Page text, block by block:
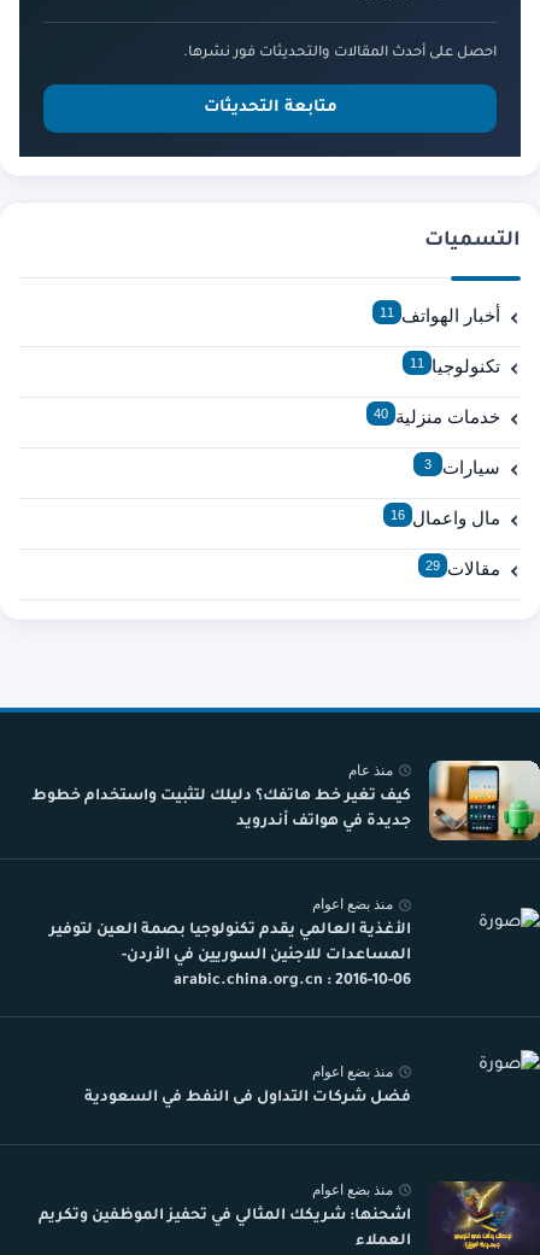
احصل على أحدث المقالات والتحديثات فور نشرها.
متابعة التحديثات
التسميات
أخبار الهواتف 11
تكنولوجيا 11
خدمات منزلية 40
سيارات 3
مال واعمال 16
مقالات 29
منذ عام
كيف تغير خط هاتفك؟ دليلك لتثبيت واستخدام خطوط
جديدة في هواتف أندرويد
منذ بضع اعوام
الأغذية العالمي يقدم تكنولوجيا بصمة العين لتوفير
المساعدات للاجئين السوريين في الأردن-
arabic.china.org.cn : 2016-10-06
منذ بضع اعوام
فضل شركات التداول فى النفط في السعودية
منذ بضع اعوام
اشحنها: شريكك المثالي في تحفيز الموظفين وتكريم
العملاء